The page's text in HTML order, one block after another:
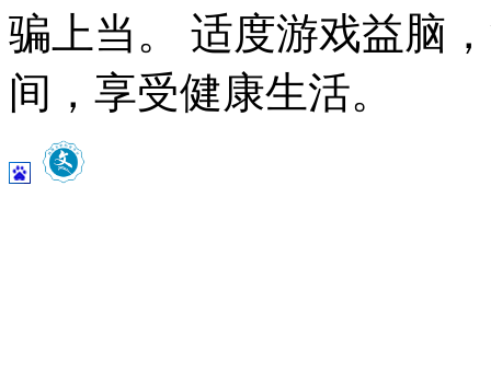
骗上当。 适度游戏益脑
间，享受健康生活。